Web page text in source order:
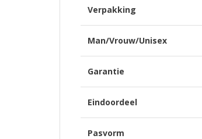
Verpakking
Man/Vrouw/Unisex
Garantie
Eindoordeel
Pasvorm